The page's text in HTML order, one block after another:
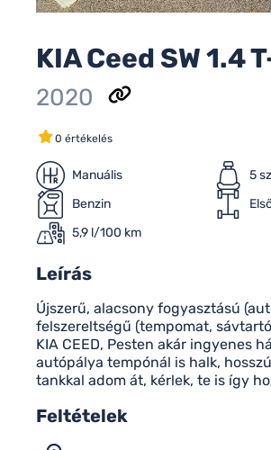
KIA Ceed SW 1.4
2020
0 értékelés
Manuális
5
Benzin
5,9 l/100 km
Leírás
Újszerű, alacsony fogyasztású
felszereltségű (tempomat,
KIA CEED, Pesten akár ingyenes
autópálya tempónál is halk,
tankkal adom át, kérlek, te is így
Feltételek